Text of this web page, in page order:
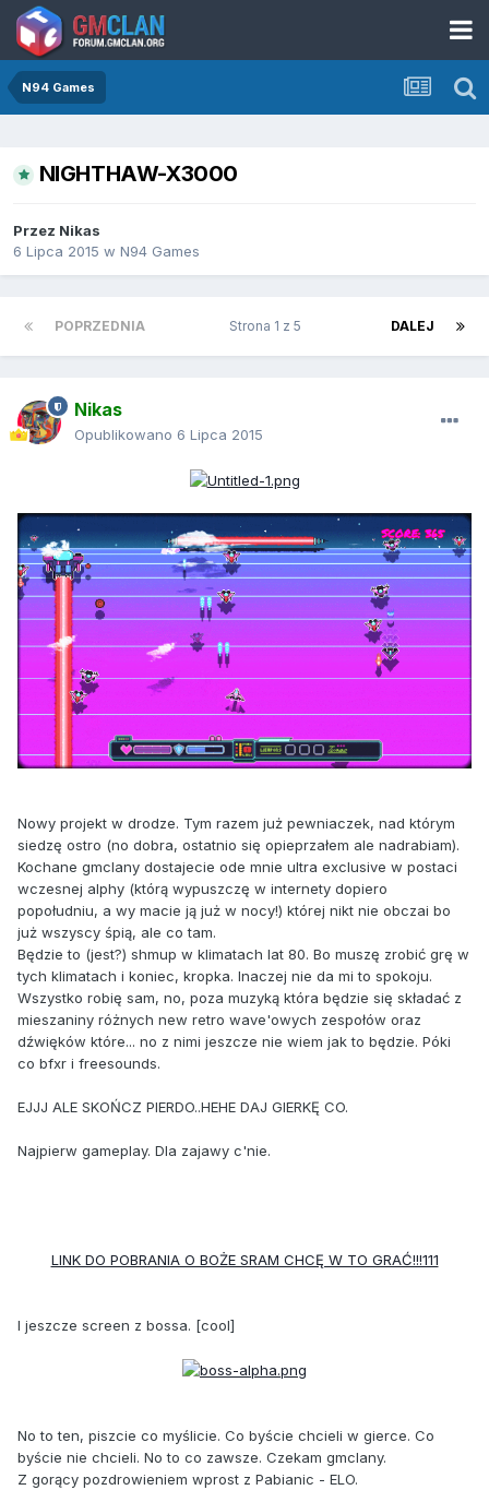
N94 Games
NIGHTHAW-X3000
Przez Nikas
6 Lipca 2015 w N94 Games
POPRZEDNIA DALEJ
Strona 1 z 5
Nikas
Opublikowano 6 Lipca 2015
Nowy projekt w drodze. Tym razem już pewniaczek, nad którym
siedzę ostro (no dobra, ostatnio się opieprzałem ale nadrabiam).
Kochane gmclany dostajecie ode mnie ultra exclusive w postaci
wczesnej alphy (którą wypuszczę w internety dopiero
popołudniu, a wy macie ją już w nocy!) której nikt nie obczai bo
już wszyscy śpią, ale co tam.
Będzie to (jest?) shmup w klimatach lat 80. Bo muszę zrobić grę w
tych klimatach i koniec, kropka. Inaczej nie da mi to spokoju.
Wszystko robię sam, no, poza muzyką która będzie się składać z
mieszaniny różnych new retro wave'owych zespołów oraz
dźwięków które... no z nimi jeszcze nie wiem jak to będzie. Póki
co bfxr i freesounds.
EJJJ ALE SKOŃCZ PIERDO..HEHE DAJ GIERKĘ CO.
Najpierw gameplay. Dla zajawy c'nie.
LINK DO POBRANIA O BOŻE SRAM CHCĘ W TO GRAĆ!!!111
I jeszcze screen z bossa. [cool]
No to ten, piszcie co myślicie. Co byście chcieli w gierce. Co
byście nie chcieli. No to co zawsze. Czekam gmclany.
Z gorący pozdrowieniem wprost z Pabianic - ELO.